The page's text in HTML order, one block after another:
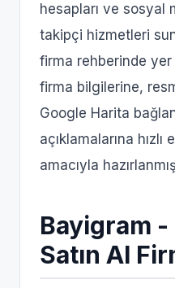
hesapları ve
takipçi hizmetleri
firma rehberinde yer
firma bilgilerine,
Google Harita
açıklamalarına
amacıyla
Bayigram
Satın Al